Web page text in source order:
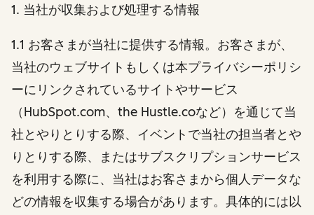
1. 当社が収集および処理する情報
1.1 お客さまが当社に提供する情報。お客さまが、
当社のウェブサイトもしくは本プライバシーポリシ
ーにリンクされているサイトやサービス
（HubSpot.com、the Hustle.coなど）を通じて当
社とやりとりする際、イベントで当社の担当者とや
りとりする際、またはサブスクリプションサービス
を利用する際に、当社はお客さまから個人データな
どの情報を収集する場合があります。具体的には以